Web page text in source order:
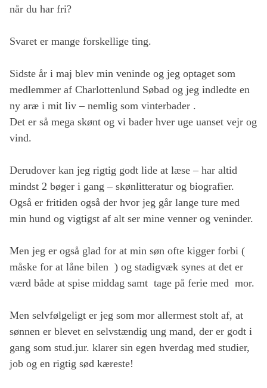
når du har fri?
Svaret er mange forskellige ting.
Sidste år i maj blev min veninde og jeg optaget som
medlemmer af Charlottenlund Søbad og jeg indledte en
ny aræ i mit liv – nemlig som vinterbader .
Det er så mega skønt og vi bader hver uge uanset vejr og
vind.
Derudover kan jeg rigtig godt lide at læse – har altid
mindst 2 bøger i gang – skønlitteratur og biografier.
Også er fritiden også der hvor jeg går lange ture med
min hund og vigtigst af alt ser mine venner og veninder.
Men jeg er også glad for at min søn ofte kigger forbi (
måske for at låne bilen ) og stadigvæk synes at det er
værd både at spise middag samt tage på ferie med mor.
Men selvfølgeligt er jeg som mor allermest stolt af, at
sønnen er blevet en selvstændig ung mand, der er godt i
gang som stud.jur. klarer sin egen hverdag med studier,
job og en rigtig sød kæreste!